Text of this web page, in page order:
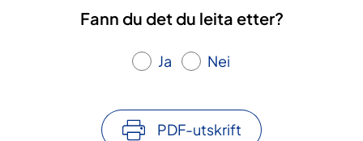
Fann du det du leita etter?
Ja Nei
PDF-utskrift